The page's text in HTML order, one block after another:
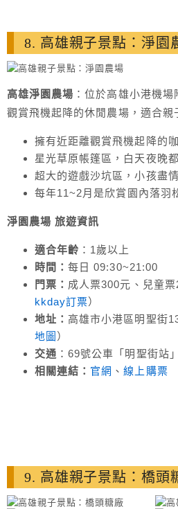
8. 高雄親子景點：淨園
高雄淨園農場 ：位於高雄小港機場
觀賞飛機起降的休閒農場，適合親
擁有近距離觀賞飛機起降的
星光草原帳篷區，白天夜晚
超大的遊戲沙坑區，小孩盡
每年11~2月是欣賞園內落羽
淨園農場 旅遊資訊
適合年齡 ：1歲以上
時間：每日 09:30~21:00
門票： 成人票300元、兒童票
kkday訂票）
地址： 高雄市小港區明聖街
地圖 ）
交通 ：69號公車「明聖街站」
相關連結： 官網 、線上購票
9. 高雄親子景點：橋頭